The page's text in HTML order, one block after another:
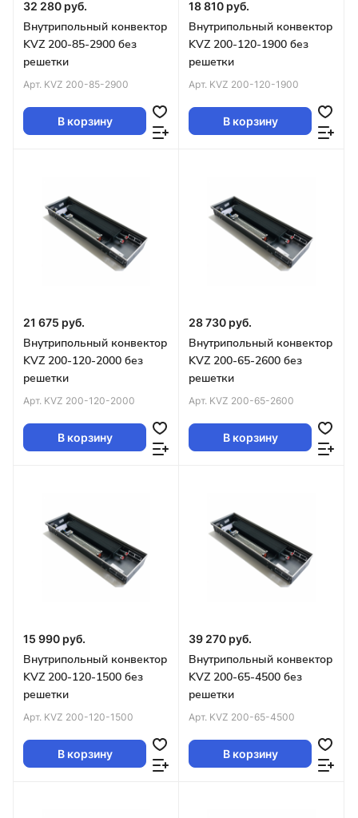
32 280 руб.
Внутрипольный конвектор
KVZ 200-85-2900 без
решетки
Арт. KVZ 200-85-2900
В корзину
18 810 руб.
Внутрипольный конвектор
KVZ 200-120-1900 без
решетки
Арт. KVZ 200-120-1900
В корзину
21 675 руб.
Внутрипольный конвектор
KVZ 200-120-2000 без
решетки
Арт. KVZ 200-120-2000
В корзину
28 730 руб.
Внутрипольный конвектор
KVZ 200-65-2600 без
решетки
Арт. KVZ 200-65-2600
В корзину
15 990 руб.
Внутрипольный конвектор
KVZ 200-120-1500 без
решетки
Арт. KVZ 200-120-1500
В корзину
39 270 руб.
Внутрипольный конвектор
KVZ 200-65-4500 без
решетки
Арт. KVZ 200-65-4500
В корзину